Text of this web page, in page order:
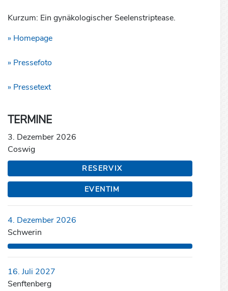
Kurzum: Ein gynäkologischer Seelenstriptease.
» Homepage
» Pressefoto
» Pressetext
TERMINE
3. Dezember 2026
Coswig
RESERVIX
EVENTIM
4. Dezember 2026
Schwerin
16. Juli 2027
Senftenberg